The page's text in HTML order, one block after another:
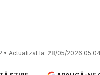
• Actualizat la: 28/05/2026